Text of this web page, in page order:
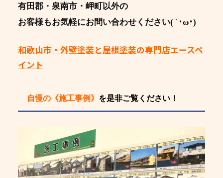
有田郡・泉南市・岬町以外の
お客様もお気軽にお問い合わせください( `･ω･)
和歌山市・外壁塗装と屋根塗装の専門店エースペ
イント
自慢の《施工事例》 を是非ご覧ください！